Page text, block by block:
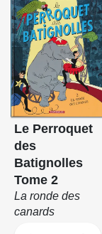
Le Perroquet
des
Batignolles
Tome 2
La ronde des
canards